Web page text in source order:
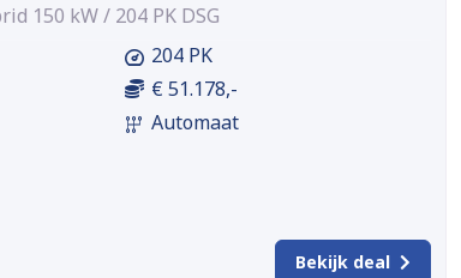
150 kW / 204 PK DSG
204 PK
€ 51.178,-
Automaat
Bekijk deal